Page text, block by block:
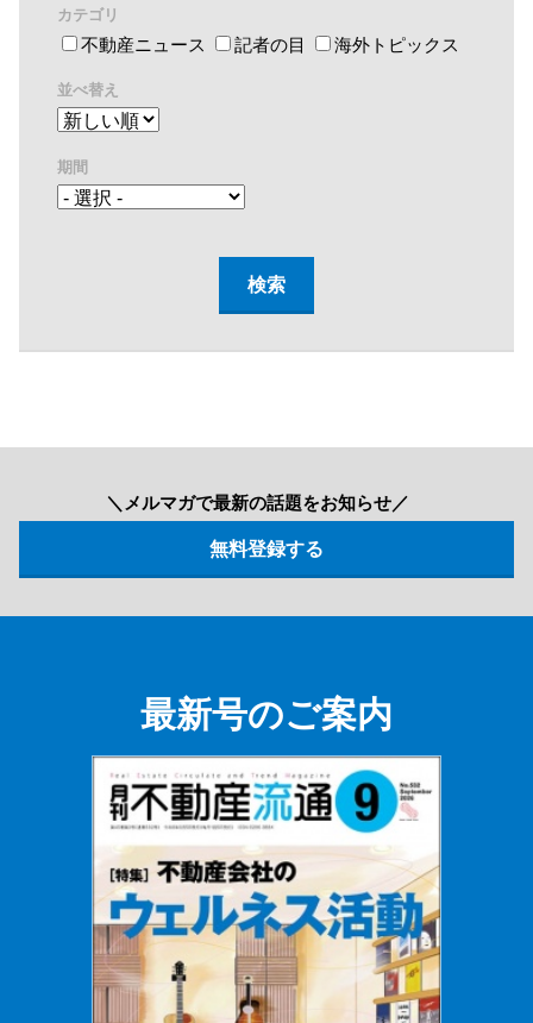
カテゴリ
不動産ニュース 記者の目 海外トピックス
並べ替え
期間
＼メルマガで最新の話題をお知らせ／
最新号のご案内